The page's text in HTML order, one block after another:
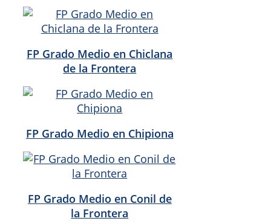
FP Grado Medio en Chiclana
de la Frontera
FP Grado Medio en Chipiona
FP Grado Medio en Conil de
la Frontera